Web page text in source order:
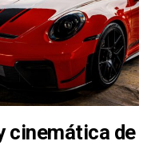
cinemática de